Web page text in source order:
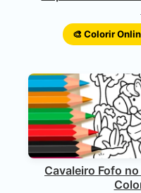
🎨 Colorir
Cavaleiro Fofo